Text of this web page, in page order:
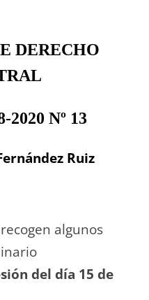
DERECHO
2020 Nº 13
Ruiz
algunos
del día 15 de